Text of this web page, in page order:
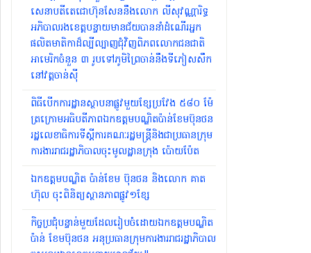
សេនាបតីតេជោហ៊ុនសែននឹងលោក លីសុវណ្ណារិទ្ធ
អភិបាលរងខេត្តបន្ទាយមានជ័យបាននាំដំណើរអ្នក
ផលិតមាតិកាដ៏ល្បីល្បាញជុំវិញពិភពលោកជនជាតិ
អាមេរិកចំនួន ៣ រូបទៅភូមិព្រៃចាន់នឹងទីភៀសសឹក
នៅវត្តចាន់សុី
ពិធីបើកការដ្ឋានស្ថាបនាផ្លូវមួយខ្សែប្រវែង ៥៨០ ម៉ែ
ត្រក្រោមអធិបតីភាពឯកឧត្តមបណ្ឌិតប៉ាន់ខែមប៊ុនថន
រដ្ឋលេខាធិការទីស្ដីការគណៈរដ្ឋមន្ត្រីនិងជាប្រធានក្រុម
ការងាររាជរដ្ឋាភិបាលចុះមូលដ្ឋានក្រុង ប៉ោយប៉ែត
ឯកឧត្តមបណ្ឌិត ប៉ាន់ខែម ប៊ុនថន និងលោក គាត
ហ៊ុល ចុះពិនិត្យស្ថានភាពផ្លូវ១ខ្សែ
កិច្ចប្រជុំបន្ទាន់មួយដែលរៀបចំដោយឯកឧត្តមបណ្ឌិត
ប៉ាន់ ខែមប៊ុនថន អនុប្រធានក្រុមការងាររាជរដ្ឋាភិបាល